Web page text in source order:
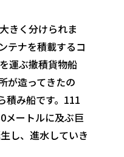
きく分けられま
テナを積載するコ
運ぶ撒積貨物船
が造ってきたの
積み船です。111
メートルに及ぶ巨
し、進水していき